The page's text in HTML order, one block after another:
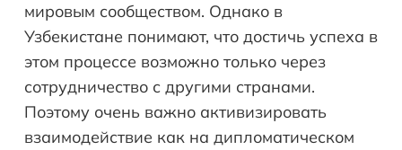
мировым сообществом. Однако в
Узбекистане понимают, что достичь успеха в
этом процессе возможно только через
сотрудничество с другими странами.
Поэтому очень важно активизировать
взаимодействие как на дипломатическом